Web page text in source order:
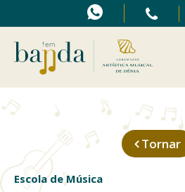
Tornar
Escola de Música